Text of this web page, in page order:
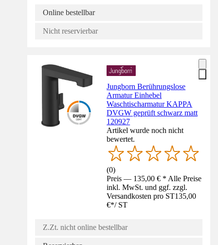
Online bestellbar
Nicht reservierbar
Jungborn Berührungslose
Armatur Einhebel
Waschtischarmatur KAPPA
DVGW geprüft schwarz matt
120927
Artikel wurde noch nicht
bewertet.
(0)
Preis — 135,00 € * Alle Preise
inkl. MwSt. und ggf. zzgl.
Versandkosten pro ST135,00
€*/ ST
Z.Zt. nicht online bestellbar